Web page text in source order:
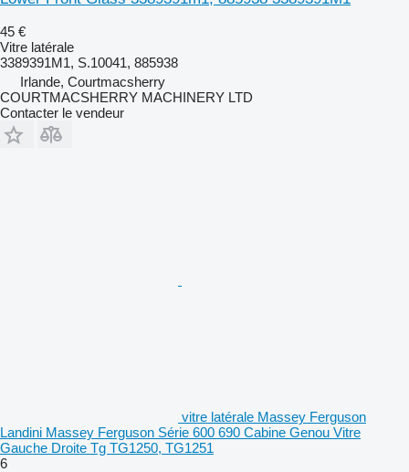
45 €
Vitre latérale
3389391M1, S.10041, 885938
Irlande, Courtmacsherry
COURTMACSHERRY MACHINERY LTD
Contacter le vendeur
vitre latérale Massey Ferguson
Landini Massey Ferguson Série 600 690 Cabine Genou Vitre
Gauche Droite Tg TG1250, TG1251
6